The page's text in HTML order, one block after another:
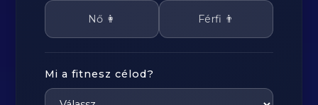
Nő 👩 Férfi 👨
Mi a fitnesz célod?